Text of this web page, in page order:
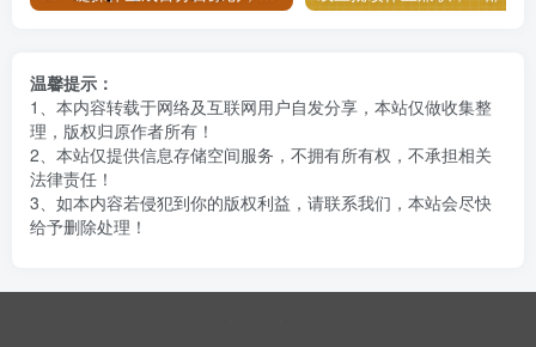
温馨提示：
1、本内容转载于网络及互联网用户自发分享，本站仅做收集整
理，版权归原作者所有！
2、本站仅提供信息存储空间服务，不拥有所有权，不承担相关
法律责任！
3、如本内容若侵犯到你的版权利益，请联系我们，本站会尽快
给予删除处理！